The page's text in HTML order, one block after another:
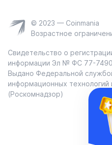
© 2023 — Coinmania
Возрастное
Свидетельство о
информации Эл № ФС 77-
Выдано Федеральной
информационных
(Роскомнадзор)